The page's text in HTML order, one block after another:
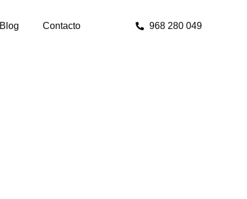
Blog Contacto 968 280 049